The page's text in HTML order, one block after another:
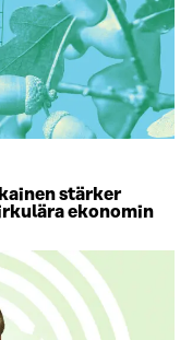
stärker
ekonomin